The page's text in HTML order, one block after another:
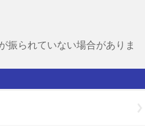
振られていない場合がありま